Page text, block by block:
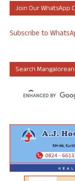
Join Our WhatsApp
Subscribe to
Search